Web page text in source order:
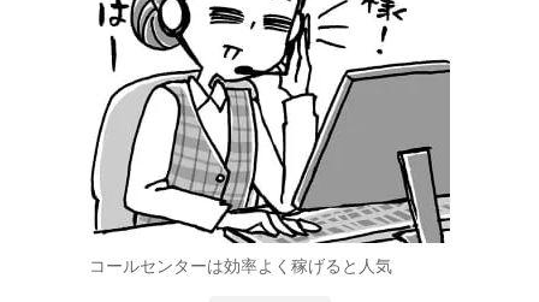
コールセンターは効率よく稼げると人気